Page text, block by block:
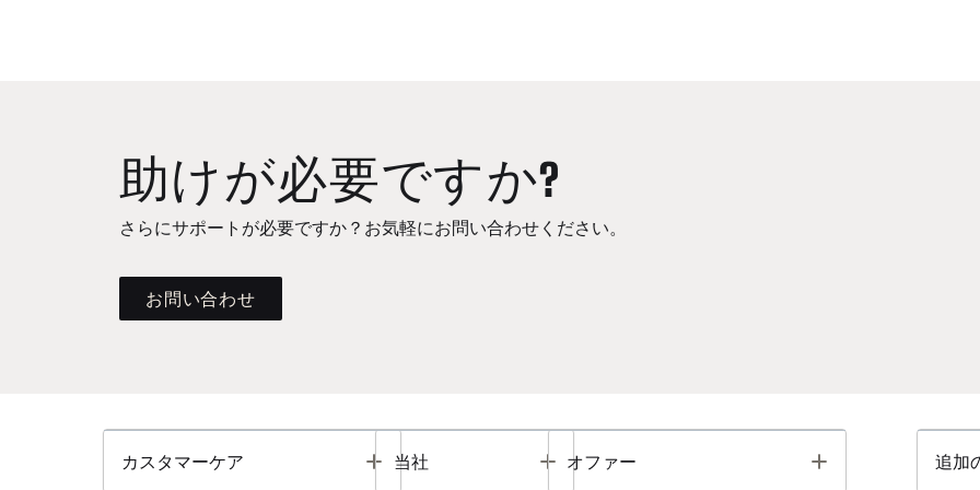
助けが必要ですか?
さらにサポートが必要ですか？お気軽にお問い合わせください。
お問い合わせ
カスタマーケア Toggle
当社 Toggle
オファー Toggle 追加